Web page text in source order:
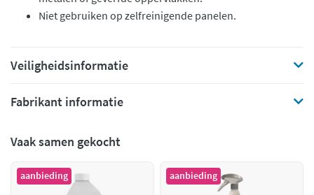
Niet gebruiken op zelfreinigende panelen.
Veiligheidsinformatie
Fabrikant informatie
Vaak samen gekocht
aanbieding aanbieding